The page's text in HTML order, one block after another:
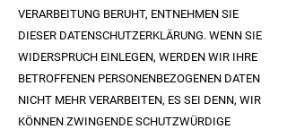
VERARBEITUNG BERUHT, ENTNEHMEN SIE
DIESER DATENSCHUTZERKLÄRUNG. WENN SIE
WIDERSPRUCH EINLEGEN, WERDEN WIR IHRE
BETROFFENEN PERSONENBEZOGENEN DATEN
NICHT MEHR VERARBEITEN, ES SEI DENN, WIR
KÖNNEN ZWINGENDE SCHUTZWÜRDIGE